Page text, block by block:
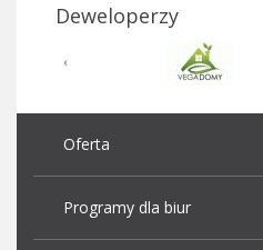
Deweloperzy
Oferta
Programy dla biur